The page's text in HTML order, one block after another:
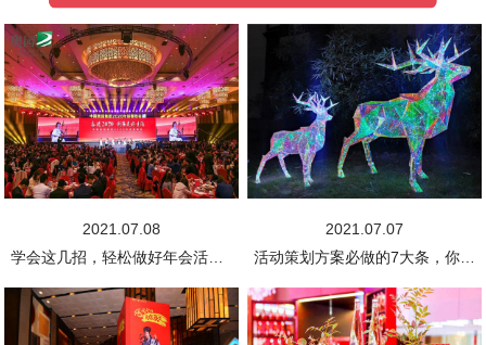
2021.07.08
学会这几招，轻松做好年会活动策划方案
2021.07.07
活动策划方案必做的7大条，你究竟知道多少?